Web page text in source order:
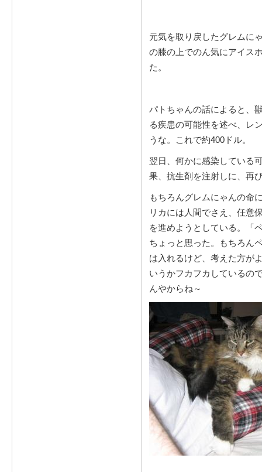
元気を取り戻したグレムに
の膝の上でのん気にアイス
た。
パトちゃんの話によると、
る疾患の可能性を述べ、レ
うな。これで約400ドル。
翌日、何かに感染している
果、抗生剤を注射しに、再
もちろんグレムにゃんの命
リカには人間でさえ、任意
を進めようとしている。「
ちょっと思った。もちろん
は入れるけど、考えた方が
いうかフカフカしているの
んやからね～